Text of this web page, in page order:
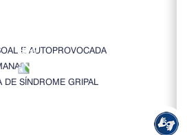
E AUTOPROVOCADA
DE SÍNDROME GRIPAL